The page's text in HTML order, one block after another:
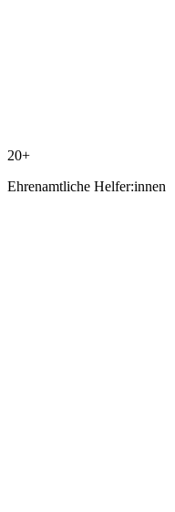
20+
Ehrenamtliche Helfer:innen